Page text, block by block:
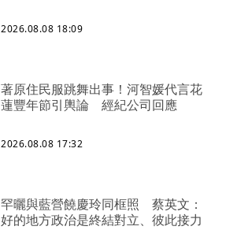
2026.08.08 18:09
著原住民服跳舞出事！河智媛代言花
蓮豐年節引輿論 經紀公司回應
2026.08.08 17:32
罕曬與藍營饒慶玲同框照 蔡英文：
好的地方政治是終結對立、彼此接力